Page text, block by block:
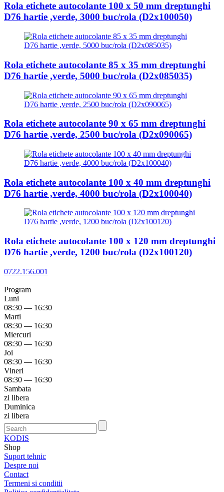
Rola etichete autocolante 100 x 50 mm dreptunghi
D76 hartie ,verde, 3000 buc/rola (D2x100050)
Rola etichete autocolante 85 x 35 mm dreptunghi
D76 hartie ,verde, 5000 buc/rola (D2x085035)
Rola etichete autocolante 90 x 65 mm dreptunghi
D76 hartie ,verde, 2500 buc/rola (D2x090065)
Rola etichete autocolante 100 x 40 mm dreptunghi
D76 hartie ,verde, 4000 buc/rola (D2x100040)
Rola etichete autocolante 100 x 120 mm dreptunghi
D76 hartie ,verde, 1200 buc/rola (D2x100120)
0722.156.001
Program
Luni
08:30 — 16:30
Marti
08:30 — 16:30
Miercuri
08:30 — 16:30
Joi
08:30 — 16:30
Vineri
08:30 — 16:30
Sambata
zi libera
Duminica
zi libera
KODIS
Shop
Suport tehnic
Despre noi
Contact
Termeni si conditii